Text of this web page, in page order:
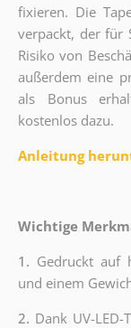
fixieren. Die
verpackt, der für
Risiko von
außerdem eine
als Bonus
kostenlos dazu.
Anleitung
Wichtige
1. Gedruckt auf
und einem
2. Dank UV-